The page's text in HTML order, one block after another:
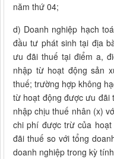
năm thứ 04;
d) Doanh nghiệp hạch
đầu tư phát sinh tại địa
ưu đãi thuế tại điểm a,
nhập từ hoạt động sản
thuế; trường hợp không
từ hoạt động được ưu đãi
nhập chịu thuế nhân (x)
chi phí được trừ của
đãi thuế so với tổng
doanh nghiệp trong kỳ